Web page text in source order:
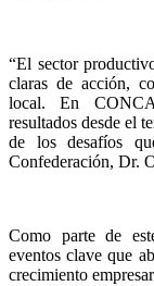
“El sector
claras de acción,
local. En
resultados desde el
de los desafíos
Confederación, Dr.
Como parte de
eventos clave que
crecimiento